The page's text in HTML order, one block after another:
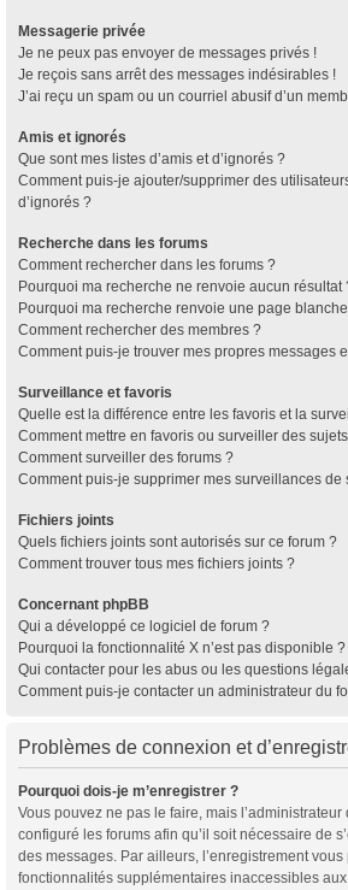
Messagerie privée
Je ne peux pas envoyer de messages privés !
Je reçois sans arrêt des messages indésirables !
J’ai reçu un spam ou un courriel abusif d’un
Amis et ignorés
Que sont mes listes d’amis et d’ignorés ?
Comment puis-je ajouter/supprimer des
d’ignorés ?
Recherche dans les forums
Comment rechercher dans les forums ?
Pourquoi ma recherche ne renvoie aucun résultat
Pourquoi ma recherche renvoie une page
Comment rechercher des membres ?
Comment puis-je trouver mes propres messages
Surveillance et favoris
Quelle est la différence entre les favoris et la
Comment mettre en favoris ou surveiller des
Comment surveiller des forums ?
Comment puis-je supprimer mes surveillances de
Fichiers joints
Quels fichiers joints sont autorisés sur ce forum ?
Comment trouver tous mes fichiers joints ?
Concernant phpBB
Qui a développé ce logiciel de forum ?
Pourquoi la fonctionnalité X n’est pas disponible ?
Qui contacter pour les abus ou les questions
Comment puis-je contacter un administrateur du
Problèmes de connexion et
Pourquoi dois-je m’enregistrer ?
Vous pouvez ne pas le faire, mais
configuré les forums afin qu’il soit nécessaire de
des messages. Par ailleurs, l’enregistrement
fonctionnalités supplémentaires inaccessibles